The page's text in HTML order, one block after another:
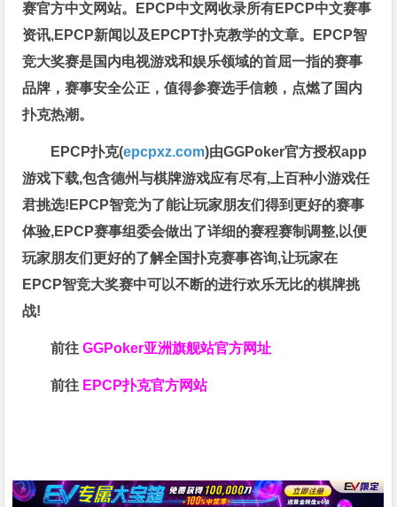
赛官方中文网站。EPCP中文网收录所有EPCP中文赛事
资讯,EPCP新闻以及EPCPT扑克教学的文章。EPCP智
竞大奖赛是国内电视游戏和娱乐领域的首屈一指的赛事
品牌，赛事安全公正，值得参赛选手信赖，点燃了国内
扑克热潮。
EPCP扑克(epcpxz.com)由GGPoker官方授权app
游戏下载,包含德州与棋牌游戏应有尽有,上百种小游戏任
君挑选!EPCP智竞为了能让玩家朋友们得到更好的赛事
体验,EPCP赛事组委会做出了详细的赛程赛制调整,以便
玩家朋友们更好的了解全国扑克赛事咨询,让玩家在
EPCP智竞大奖赛中可以不断的进行欢乐无比的棋牌挑
战!
前往GGPoker亚洲旗舰站官方网址
前往 EPCP扑克官方网站